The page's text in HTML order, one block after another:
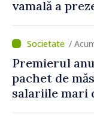
vamală a
revenirea în
/
Premierul
pachet de
salariile mari